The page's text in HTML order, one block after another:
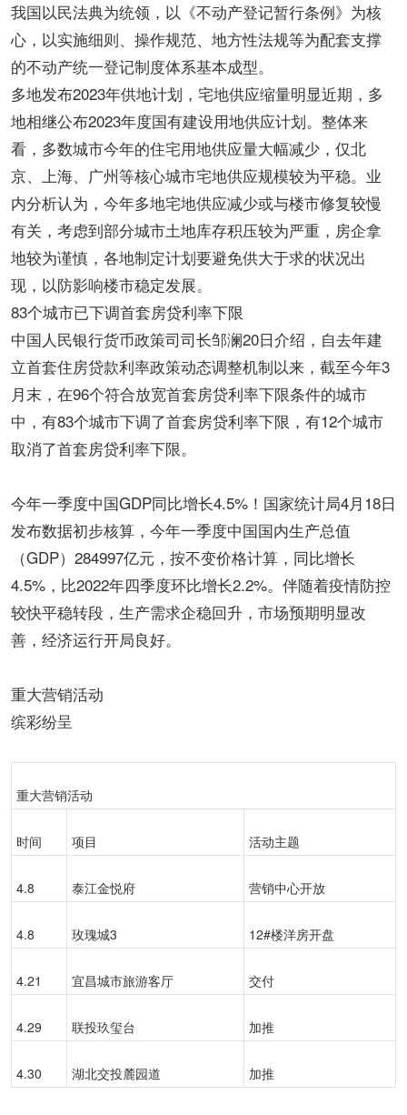
我国以民法典为统领，以《不动产登记暂行条例》为核
心，以实施细则、操作规范、地方性法规等为配套支撑
的不动产统一登记制度体系基本成型。
多地发布2023年供地计划，宅地供应缩量明显近期，多
地相继公布2023年度国有建设用地供应计划。整体来
看，多数城市今年的住宅用地供应量大幅减少，仅北
京、上海、广州等核心城市宅地供应规模较为平稳。业
内分析认为，今年多地宅地供应减少或与楼市修复较慢
有关，考虑到部分城市土地库存积压较为严重，房企拿
地较为谨慎，各地制定计划要避免供大于求的状况出
现，以防影响楼市稳定发展。
83个城市已下调首套房贷利率下限
中国人民银行货币政策司司长邹澜20日介绍，自去年建
立首套住房贷款利率政策动态调整机制以来，截至今年3
月末，在96个符合放宽首套房贷利率下限条件的城市
中，有83个城市下调了首套房贷利率下限，有12个城市
取消了首套房贷利率下限。
今年一季度中国GDP同比增长4.5%！国家统计局4月18日
发布数据初步核算，今年一季度中国国内生产总值
（GDP）284997亿元，按不变价格计算，同比增长
4.5%，比2022年四季度环比增长2.2%。伴随着疫情防控
较快平稳转段，生产需求企稳回升，市场预期明显改
善，经济运行开局良好。
重大营销活动
缤彩纷呈
重大营销活动
时间 项目 活动主题
4.8 泰江金悦府 营销中心开放
4.8 玫瑰城3 12#楼洋房开盘
4.21 宜昌城市旅游客厅 交付
4.29 联投玖玺台 加推
4.30 湖北交投麓园道 加推